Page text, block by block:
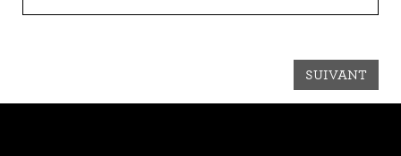
SUIVANT